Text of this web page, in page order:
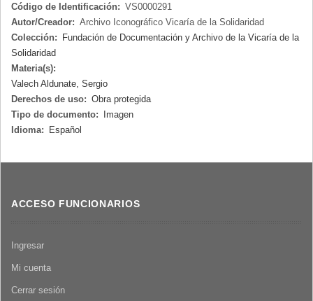
Código de Identificación: VS0000291
Autor/Creador: Archivo Iconográfico Vicaría de la Solidaridad
Colección: Fundación de Documentación y Archivo de la Vicaría de la
Solidaridad
Materia(s):
Valech Aldunate, Sergio
Derechos de uso: Obra protegida
Tipo de documento: Imagen
Idioma: Español
ACCESO FUNCIONARIOS
Ingresar
Mi cuenta
Cerrar sesión